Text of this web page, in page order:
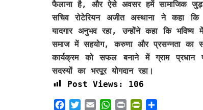
फैलाना है, और ऐसे अवसर हमें सामाजिक
सचिव रोटेरियन अजीत अस्थाना ने कहा
यादगार अनुभव रहा, उन्होंने कहा कि
समाज में सहयोग, करुणा और प्रसन्नता का
कार्यक्रम को सफल बनाने में ग्राम
सदस्यों का भरपूर योगदान रहा।
Post Views:
106